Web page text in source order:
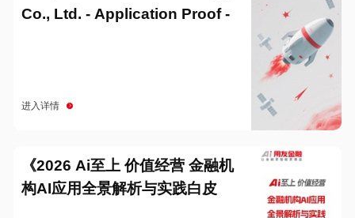
Co., Ltd. - Application Proof -
进入详情
《2026 Ai至上 价值经营 金融机
构AI应用全景解析与实践白皮